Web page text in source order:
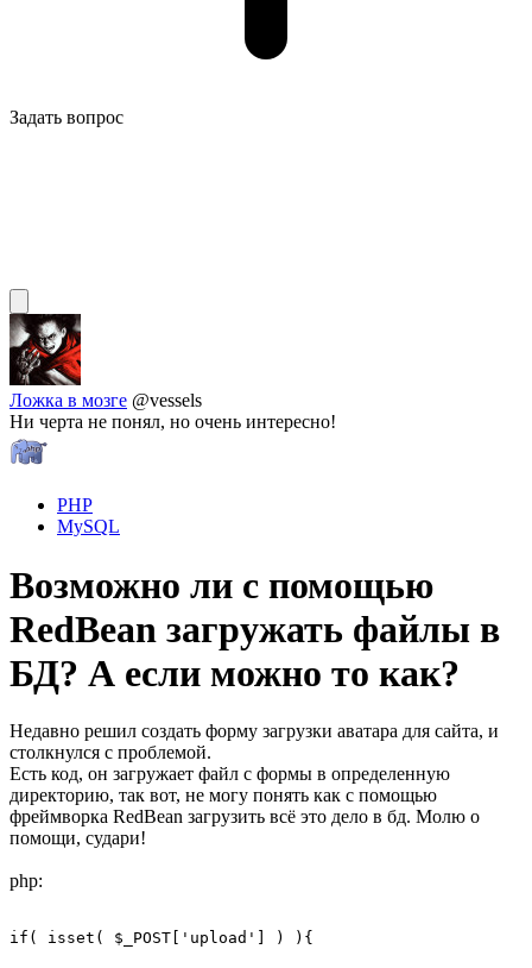
Задать вопрос
Ложка в мозге @vessels
Ни черта не понял, но очень интересно!
PHP
MySQL
Возможно ли с помощью
RedBean загружать файлы в
БД? А если можно то как?
Недавно решил создать форму загрузки аватара для сайта, и
столкнулся с проблемой.
Есть код, он загружает файл с формы в определенную
директорию, так вот, не могу понять как с помощью
фреймворка RedBean загрузить всё это дело в бд. Молю о
помощи, судари!
php:
if( isset( $_POST['upload'] ) ){